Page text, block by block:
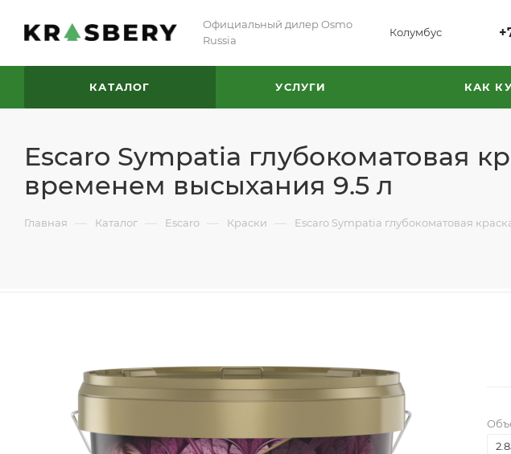
Официальный дилер Osmo
Russia
Колумбус
КАТАЛОГ УСЛУГИ КАК
Escaro Sympatia глубокоматовая
временем высыхания 9.5 л
Главная — Каталог — Escaro — Краски — Escaro Sympatia глубокоматовая